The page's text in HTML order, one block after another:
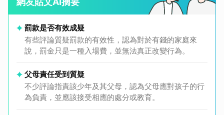
罰款是否有效成疑
有些評論質疑罰款的有效性，認為對於有錢的家庭來
說，罰金只是一種入場費，並無法真正改變行為。
父母責任受到質疑
不少評論指責該少年及其父母，認為父母應對孩子的行
為負責，並應該接受相應的處分或教育。